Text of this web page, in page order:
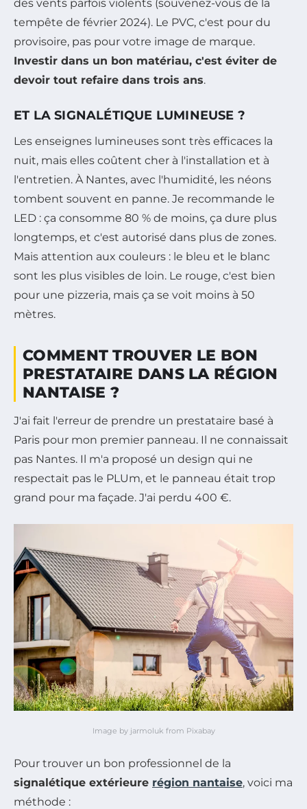
des vents parfois violents (souvenez-vous de la
tempête de février 2024). Le PVC, c'est pour du
provisoire, pas pour votre image de marque.
Investir dans un bon matériau, c'est éviter de
devoir tout refaire dans trois ans.
ET LA SIGNALÉTIQUE LUMINEUSE ?
Les enseignes lumineuses sont très efficaces la
nuit, mais elles coûtent cher à l'installation et à
l'entretien. À Nantes, avec l'humidité, les néons
tombent souvent en panne. Je recommande le
LED : ça consomme 80 % de moins, ça dure plus
longtemps, et c'est autorisé dans plus de zones.
Mais attention aux couleurs : le bleu et le blanc
sont les plus visibles de loin. Le rouge, c'est bien
pour une pizzeria, mais ça se voit moins à 50
mètres.
COMMENT TROUVER LE BON
PRESTATAIRE DANS LA RÉGION
NANTAISE ?
J'ai fait l'erreur de prendre un prestataire basé à
Paris pour mon premier panneau. Il ne connaissait
pas Nantes. Il m'a proposé un design qui ne
respectait pas le PLUm, et le panneau était trop
grand pour ma façade. J'ai perdu 400 €.
Image by jarmoluk from Pixabay
Pour trouver un bon professionnel de la
signalétique extérieure région nantaise, voici ma
méthode :